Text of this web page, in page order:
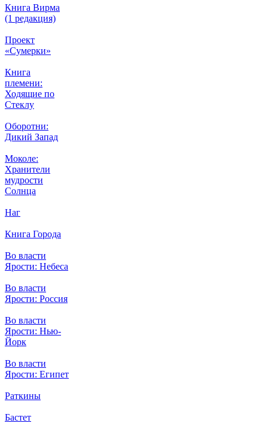
Книга Вирма
(1 редакция)
Проект
«Сумерки»
Книга
племени:
Ходящие по
Стеклу
Оборотни:
Дикий Запад
Моколе:
Хранители
мудрости
Солнца
Наг
Книга Города
Во власти
Ярости: Небеса
Во власти
Ярости: Россия
Во власти
Ярости: Нью-
Йорк
Во власти
Ярости: Египет
Раткины
Бастет